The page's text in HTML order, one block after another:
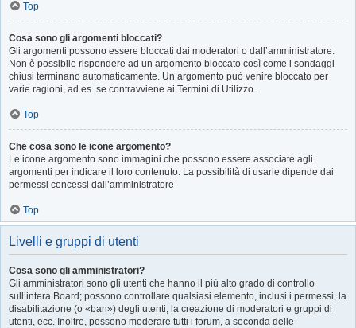
Top
Cosa sono gli argomenti bloccati?
Gli argomenti possono essere bloccati dai moderatori o dall’amministratore.
Non è possibile rispondere ad un argomento bloccato così come i sondaggi
chiusi terminano automaticamente. Un argomento può venire bloccato per
varie ragioni, ad es. se contravviene ai Termini di Utilizzo.
Top
Che cosa sono le icone argomento?
Le icone argomento sono immagini che possono essere associate agli
argomenti per indicare il loro contenuto. La possibilità di usarle dipende dai
permessi concessi dall’amministratore
Top
Livelli e gruppi di utenti
Cosa sono gli amministratori?
Gli amministratori sono gli utenti che hanno il più alto grado di controllo
sull’intera Board; possono controllare qualsiasi elemento, inclusi i permessi, la
disabilitazione (o «ban») degli utenti, la creazione di moderatori e gruppi di
utenti, ecc. Inoltre, possono moderare tutti i forum, a seconda delle